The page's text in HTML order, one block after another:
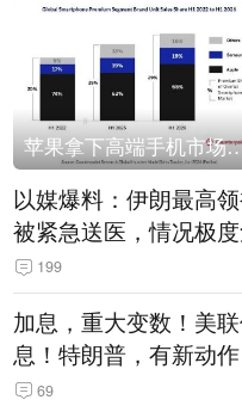
苹果拿下高端手机市场65%的
以媒爆料：伊朗最高
被紧急送医，情况极
随时会死去”
199
加息，重大变数！美
息！特朗普，有新动作
69